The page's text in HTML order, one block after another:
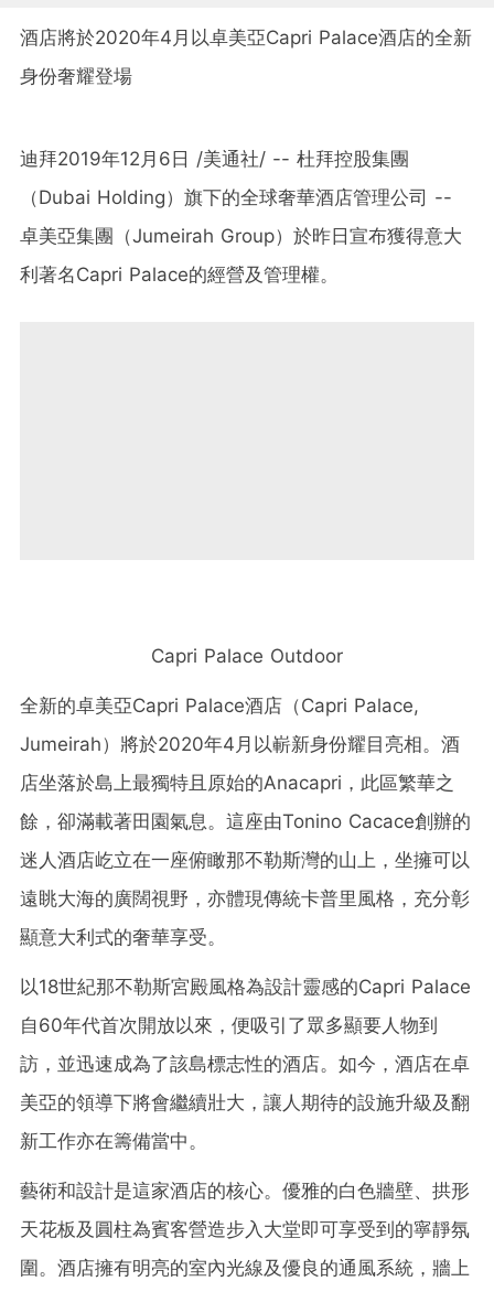
酒店將於2020年4月以卓美亞Capri Palace酒店的全新
身份奢耀登場
迪拜2019年12月6日 /美通社/ -- 杜拜控股集團
（Dubai Holding）旗下的全球奢華酒店管理公司 --
卓美亞集團（Jumeirah Group）於昨日宣布獲得意大
利著名Capri Palace的經營及管理權。
Capri Palace Outdoor
全新的卓美亞Capri Palace酒店（Capri Palace,
Jumeirah）將於2020年4月以嶄新身份耀目亮相。酒
店坐落於島上最獨特且原始的Anacapri，此區繁華之
餘，卻滿載著田園氣息。這座由Tonino Cacace創辦的
迷人酒店屹立在一座俯瞰那不勒斯灣的山上，坐擁可以
遠眺大海的廣闊視野，亦體現傳統卡普里風格，充分彰
顯意大利式的奢華享受。
以18世紀那不勒斯宮殿風格為設計靈感的Capri Palace
自60年代首次開放以來，便吸引了眾多顯要人物到
訪，並迅速成為了該島標志性的酒店。如今，酒店在卓
美亞的領導下將會繼續壯大，讓人期待的設施升級及翻
新工作亦在籌備當中。
藝術和設計是這家酒店的核心。優雅的白色牆壁、拱形
天花板及圓柱為賓客營造步入大堂即可享受到的寧靜氛
圍。酒店擁有明亮的室內光線及優良的通風系統，牆上